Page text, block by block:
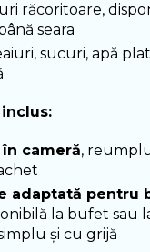
răcoritoare,
seara
sucuri, apă
cameră,
adaptată pentru
la bufet sau
și cu grijă